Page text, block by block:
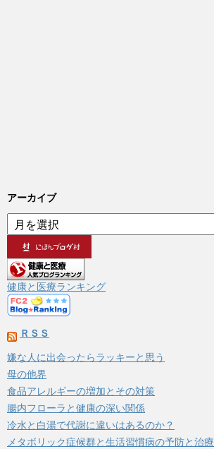
アーカイブ
ア
ー
イ
ブ
健康と医療ランキング
ＲＳＳ
嫌な人に出会ったらラッキーと思う
母の他界
食品アレルギーの増加とその対策
腸内フローラと健康の深い関係
冷水と白湯で代謝に違いはあるのか？
メタボリック症候群と生活習慣病の予防と治療